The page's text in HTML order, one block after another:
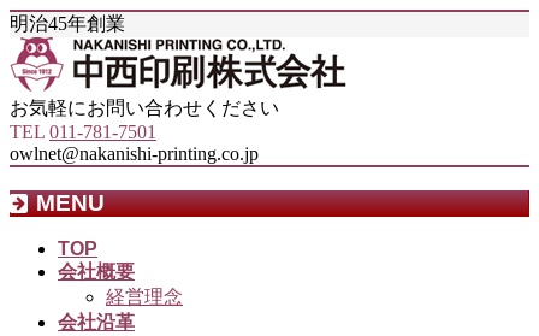
明治45年創業
お気軽にお問い合わせください
TEL 011-781-7501
owlnet@nakanishi-printing.co.jp
MENU
TOP
会社概要
経営理念
会社沿革